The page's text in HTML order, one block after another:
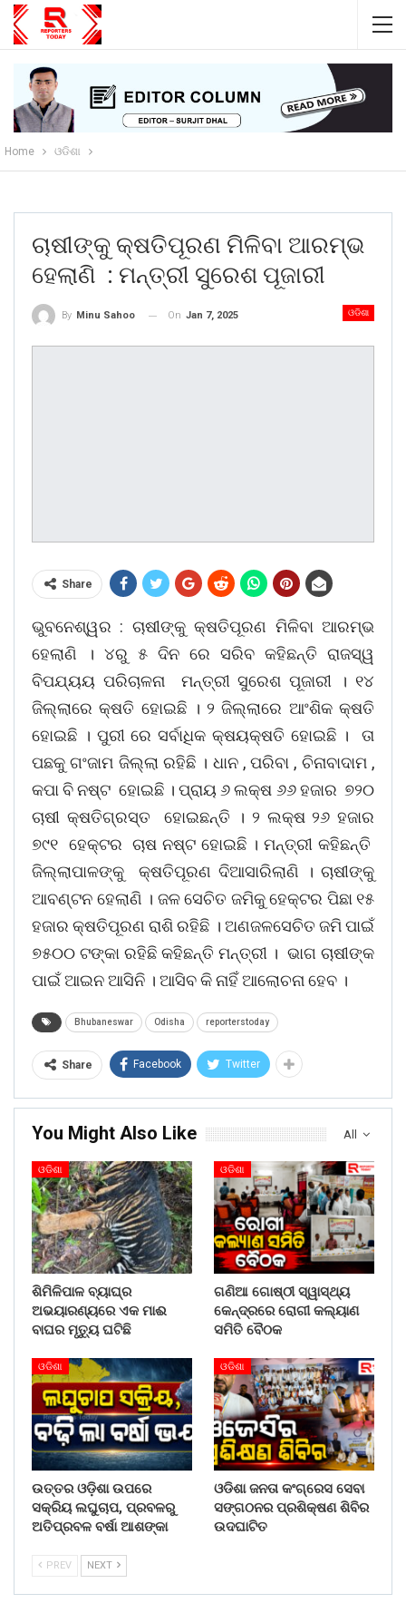
Home ଓଡିଶା
ଚାଷୀଙ୍କୁ କ୍ଷତିପୂରଣ ମିଳିବା ଆରମ୍ଭ
ହେଲାଣି : ମନ୍ତ୍ରୀ ସୁରେଶ ପୂଜାରୀ
ଓଡିଶା
By Minu Sahoo On Jan 7, 2025
Share
ଭୁବନେଶ୍ୱର : ଚାଷୀଙ୍କୁ କ୍ଷତିପୂରଣ ମିଳିବା ଆରମ୍ଭ
ହେଲାଣି । ୪ରୁ ୫ ଦିନ ରେ ସରିବ କହିଛନ୍ତି ରାଜସ୍ୱ
ବିପଯ୍ୟୟ ପରିଚାଳନା ମନ୍ତ୍ରୀ ସୁରେଶ ପୂଜାରୀ । ୧୪
ଜିଲ୍ଲାରେ କ୍ଷତି ହୋଇଛି । ୨ ଜିଲ୍ଲାରେ ଆଂଶିକ କ୍ଷତି
ହୋଇଛି । ପୁରୀ ରେ ସର୍ବାଧିକ କ୍ଷୟକ୍ଷତି ହୋଇଛି । ତା
ପଛକୁ ଗଂଜାମ ଜିଲ୍ଲା ରହିଛି । ଧାନ , ପରିବା , ଚିନାବାଦାମ ,
କପା ବି ନଷ୍ଟ ହୋଇଛି । ପ୍ରାୟ ୬ ଲକ୍ଷ ୬୬ ହଜାର ୭୨୦
ଚାଷୀ କ୍ଷତିଗ୍ରସ୍ତ ହୋଇଛନ୍ତି । ୨ ଲକ୍ଷ ୨୬ ହଜାର
୭୯୧ ହେକ୍ଟର ଚାଷ ନଷ୍ଟ ହୋଇଛି । ମନ୍ତ୍ରୀ କହିଛନ୍ତି
ଜିଲ୍ଲାପାଳଙ୍କୁ କ୍ଷତିପୂରଣ ଦିଆସାରିଲାଣି । ଚାଷୀଙ୍କୁ
ଆବଣ୍ଟନ ହେଲାଣି । ଜଳ ସେଚିତ ଜମିକୁ ହେକ୍ଟର ପିଛା ୧୫
ହଜାର କ୍ଷତିପୂରଣ ରାଶି ରହିଛି । ଅଣଜଳସେଚିତ ଜମି ପାଇଁ
୭୫୦୦ ଟଙ୍କା ରହିଛି କହିଛନ୍ତି ମନ୍ତ୍ରୀ । ଭାଗ ଚାଷୀଙ୍କ
ପାଇଁ ଆଇନ ଆସିନି । ଆସିବ କି ନାହିଁ ଆଲୋଚନା ହେବ ।
Bhubaneswar Odisha reporterstoday
Share Facebook Twitter
All
You Might Also Like
ଓଡିଶା
ଶିମିଳିପାଳ ବ୍ୟାଘ୍ର
ଅଭୟାରଣ୍ୟରେ ଏକ ମାଈ
ବାଘର ମୃତ୍ୟୁ ଘଟିଛି
ଓଡିଶା
ଗଣିଆ ଗୋଷ୍ଠୀ ସ୍ୱାସ୍ଥ୍ୟ
କେନ୍ଦ୍ରରେ ରୋଗୀ କଲ୍ୟାଣ
ସମିତି ବୈଠକ
ଓଡିଶା
ଉତ୍ତର ଓଡ଼ିଶା ଉପରେ
ସକ୍ରିୟ ଲଘୁଚାପ, ପ୍ରବଳରୁ
ଅତିପ୍ରବଳ ବର୍ଷା ଆଶଙ୍କା
ଓଡିଶା
ଓଡିଶା ଜନତା କଂଗ୍ରେସ ସେବା
ସଙ୍ଗଠନର ପ୍ରଶିକ୍ଷଣ ଶିବିର
ଉଦଘାଟିତ
PREV NEXT